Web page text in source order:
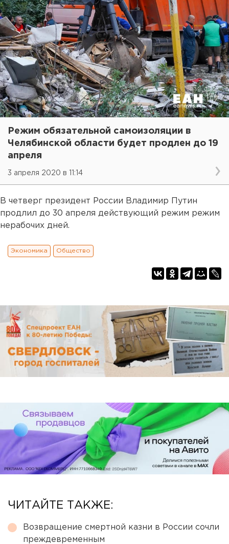
Режим обязательной самоизоляции в
Челябинской области будет продлен до 19
апреля
3 апреля 2020 в 11:14
В четверг президент России Владимир Путин
продлил до 30 апреля действующий режим режим
нерабочих дней.
Экономика Общество
ЧИТАЙТЕ ТАКЖЕ:
Возвращение смертной казни в России сочли
преждевременным